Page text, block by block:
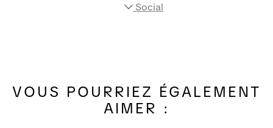
Social
VOUS POURRIEZ ÉGALEMENT
AIMER :